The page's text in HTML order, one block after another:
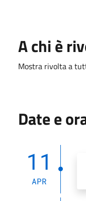
A chi è
Mostra rivolta a
Date e
11
APR